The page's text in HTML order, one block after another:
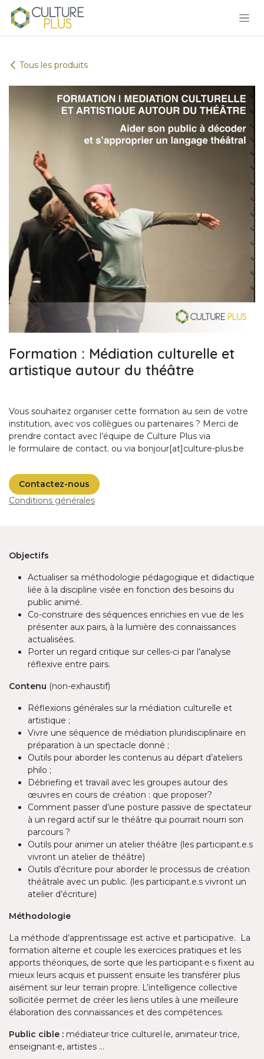
Se rendre au contenu
Tous les produits
Formation : Médiation culturelle et
artistique autour du théâtre
Vous souhaitez organiser cette formation au sein de votre
institution, avec vos collègues ou partenaires ? Merci de
prendre contact avec l’équipe de Culture Plus via
le formulaire de contact. ou via bonjour[at]culture-plus.be
Contactez-nous
Conditions générales
Objectifs
Actualiser sa méthodologie pédagogique et didactique
liée à la discipline visée en fonction des besoins du
public animé.
Co-construire des séquences enrichies en vue de les
présenter aux pairs, à la lumière des connaissances
actualisées.
Porter un regard critique sur celles-ci par l’analyse
réflexive entre pairs.
Contenu (non-exhaustif)
Réflexions générales sur la médiation culturelle et
artistique ;
Vivre une séquence de médiation pluridisciplinaire en
préparation à un spectacle donné ;
Outils pour aborder les contenus au départ d’ateliers
philo ;
Débriefing et travail avec les groupes autour des
œuvres en cours de création : que proposer?
Comment passer d’une posture passive de spectateur
à un regard actif sur le théâtre qui pourrait nourri son
parcours ?
Outils pour animer un atelier théâtre (les participant.e.s
vivront un atelier de théâtre)
Outils d’écriture pour aborder le processus de création
théâtrale avec un public. (les participant.e.s vivront un
atelier d’écriture)
Méthodologie
La méthode d’apprentissage est active et participative. La
formation alterne et couple les exercices pratiques et les
apports théoriques, de sorte que les participant·e·s fixent au
mieux leurs acquis et puissent ensuite les transférer plus
aisément sur leur terrain propre. L’intelligence collective
sollicitée permet de créer les liens utiles à une meilleure
élaboration des connaissances et des compétences.​
Public cible : médiateur·trice culturel·le, animateur·trice,
enseignant·e, artistes …